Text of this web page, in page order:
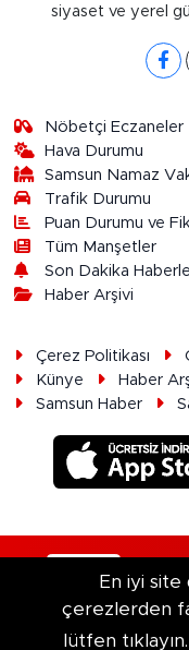
siyaset ve yerel
Nöbetçi Eczaneler
Hava Durumu
Samsun Namaz
Trafik Durumu
Puan Durumu ve
Tüm Manşetler
Son Dakika
Haber Arşivi
Çerez Politikası
Künye
Haber
Samsun Haber
RSS
En iyi site
çerezlerden
lütfen tıklayın.